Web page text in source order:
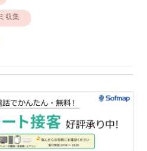
収集